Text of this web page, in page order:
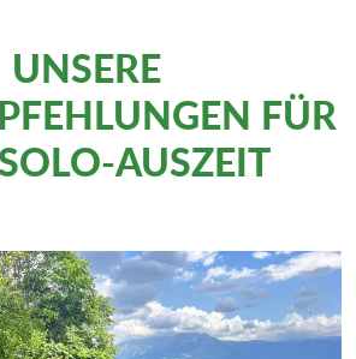
UNSERE
FÜR
AUSZEIT